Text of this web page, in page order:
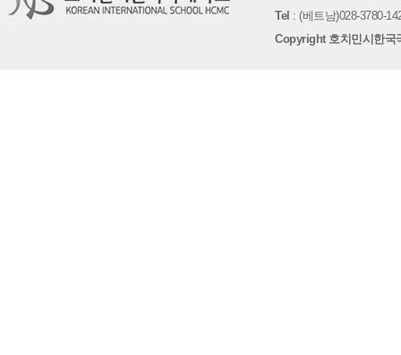
Tel : (베트남)028-3780-
Copyright 호치민시한국